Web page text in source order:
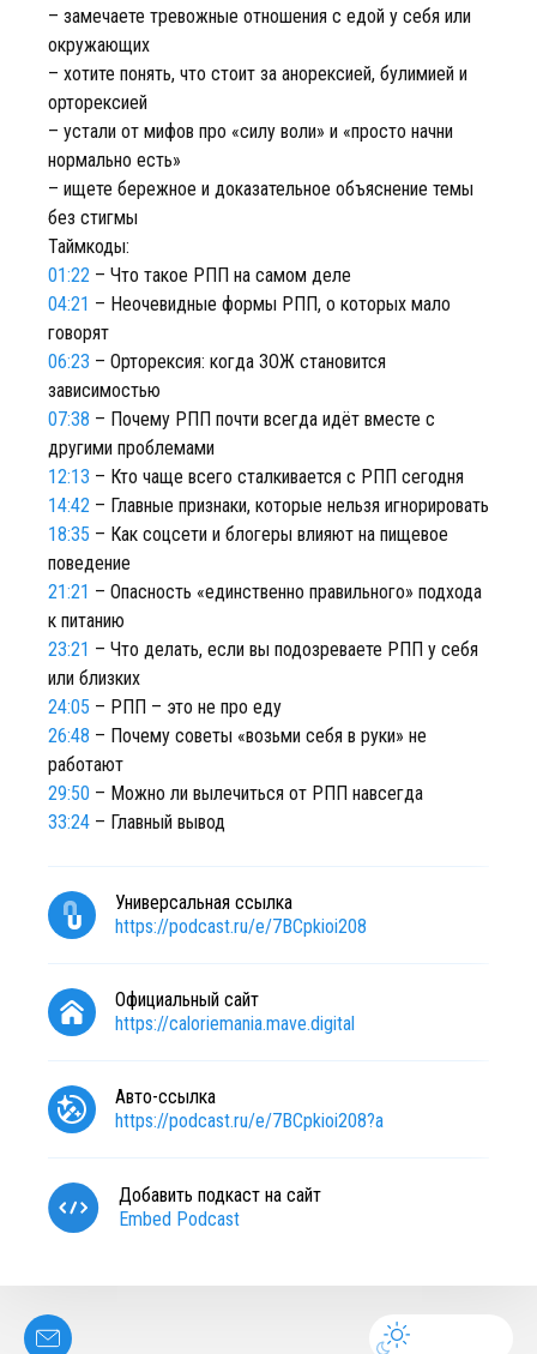
– замечаете тревожные отношения с едой у себя или
окружающих
– хотите понять, что стоит за анорексией, булимией и
орторексией
– устали от мифов про «силу воли» и «просто начни
нормально есть»
– ищете бережное и доказательное объяснение темы
без стигмы
Таймкоды:
01:22 – Что такое РПП на самом деле
04:21 – Неочевидные формы РПП, о которых мало
говорят
06:23 – Орторексия: когда ЗОЖ становится
зависимостью
07:38 – Почему РПП почти всегда идёт вместе с
другими проблемами
12:13 – Кто чаще всего сталкивается с РПП сегодня
14:42 – Главные признаки, которые нельзя игнорировать
18:35 – Как соцсети и блогеры влияют на пищевое
поведение
21:21 – Опасность «единственно правильного» подхода
к питанию
23:21 – Что делать, если вы подозреваете РПП у себя
или близких
24:05 – РПП – это не про еду
26:48 – Почему советы «возьми себя в руки» не
работают
29:50 – Можно ли вылечиться от РПП навсегда
33:24 – Главный вывод
Универсальная ссылка
https://podcast.ru/e/7BCpkioi208
Официальный сайт
https://caloriemania.mave.digital
Авто-ссылка
https://podcast.ru/e/7BCpkioi208?a
Добавить подкаст на сайт
Embed Podcast